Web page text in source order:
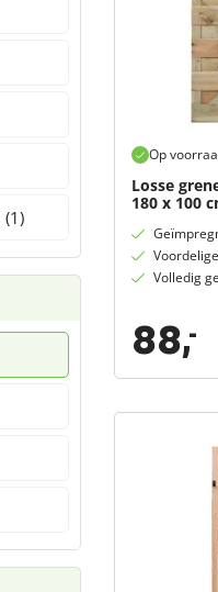
(1)
Op
Losse
180 x 100
Volledig
88,-